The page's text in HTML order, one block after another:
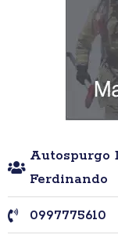
Autospurgo
Ferdinando
0997775610